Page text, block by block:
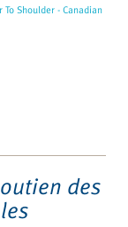
To Shoulder - Canadian
des